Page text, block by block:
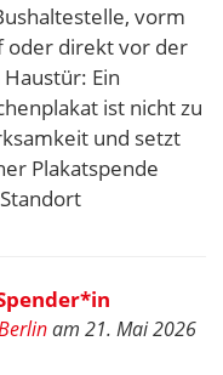
vorm
oder direkt vor der
Ein
ist nicht zu
und setzt
Plakatspende
am 21. Mai 2026